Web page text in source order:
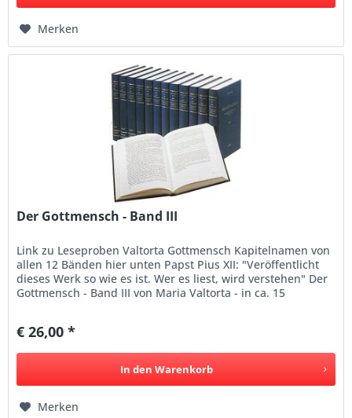
Merken
Der Gottmensch - Band III
Link zu Leseproben Valtorta Gottmensch Kapitelnamen von
allen 12 Bänden hier unten Papst Pius XII: "Veröffentlicht
dieses Werk so wie es ist. Wer es liest, wird verstehen" Der
Gottmensch - Band III von Maria Valtorta - in ca. 15
€ 26,00 *
In den Warenkorb
Merken